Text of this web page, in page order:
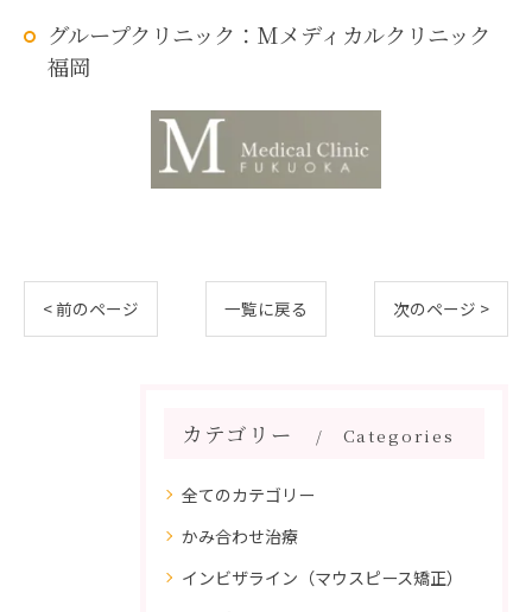
グループクリニック：Mメディカルクリニック
福岡
< 前のページ 一覧に戻る 次のページ >
カテゴリー Categories
全てのカテゴリー
かみ合わせ治療
インビザライン（マウスピース矯正）